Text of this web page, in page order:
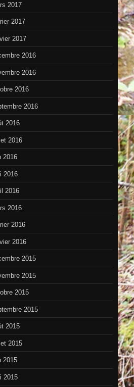
2017
2017
2017
2016
2016
2016
2016
2016
2016
2016
2016
2016
2016
2016
2016
2015
2015
2015
2015
2015
2015
2015
2015